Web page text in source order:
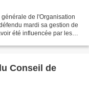
de l'Organisation
mardi sa gestion de
été influencée par les
Conseil de